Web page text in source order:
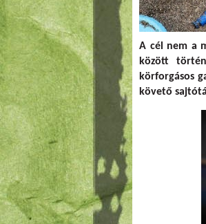
A cél nem a
között
körforgásos
követő